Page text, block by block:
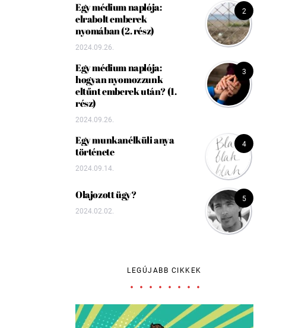
2
Egy médium naplója:
elrabolt emberek
nyomában (2. rész)
2024.09.26.
3
Egy médium naplója:
hogyan nyomozzunk
eltűnt emberek után? (1.
rész)
2024.09.26.
4
Egy munkanélküli anya
története
2024.09.14.
5
Olajozott ügy?
2024.02.02.
LEGÚJABB CIKKEK